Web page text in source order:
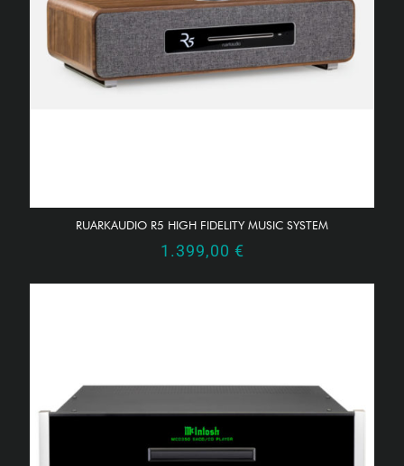
RUARKAUDIO R5 HIGH FIDELITY MUSIC SYSTEM
1.399,00 €